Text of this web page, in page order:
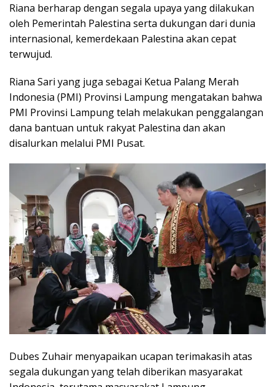
Riana berharap dengan segala upaya yang dilakukan
oleh Pemerintah Palestina serta dukungan dari dunia
internasional, kemerdekaan Palestina akan cepat
terwujud.
Riana Sari yang juga sebagai Ketua Palang Merah
Indonesia (PMI) Provinsi Lampung mengatakan bahwa
PMI Provinsi Lampung telah melakukan penggalangan
dana bantuan untuk rakyat Palestina dan akan
disalurkan melalui PMI Pusat.
Dubes Zuhair menyapaikan ucapan terimakasih atas
segala dukungan yang telah diberikan masyarakat